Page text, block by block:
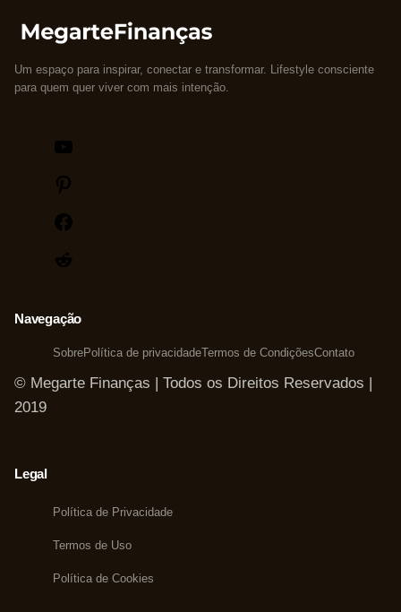
Um espaço para inspirar, conectar e transformar. Lifestyle consciente
para quem quer viver com mais intenção.
Navegação
SobrePolítica de privacidadeTermos de CondiçõesContato
© Megarte Finanças | Todos os Direitos Reservados |
2019
Legal
Política de Privacidade
Termos de Uso
Política de Cookies